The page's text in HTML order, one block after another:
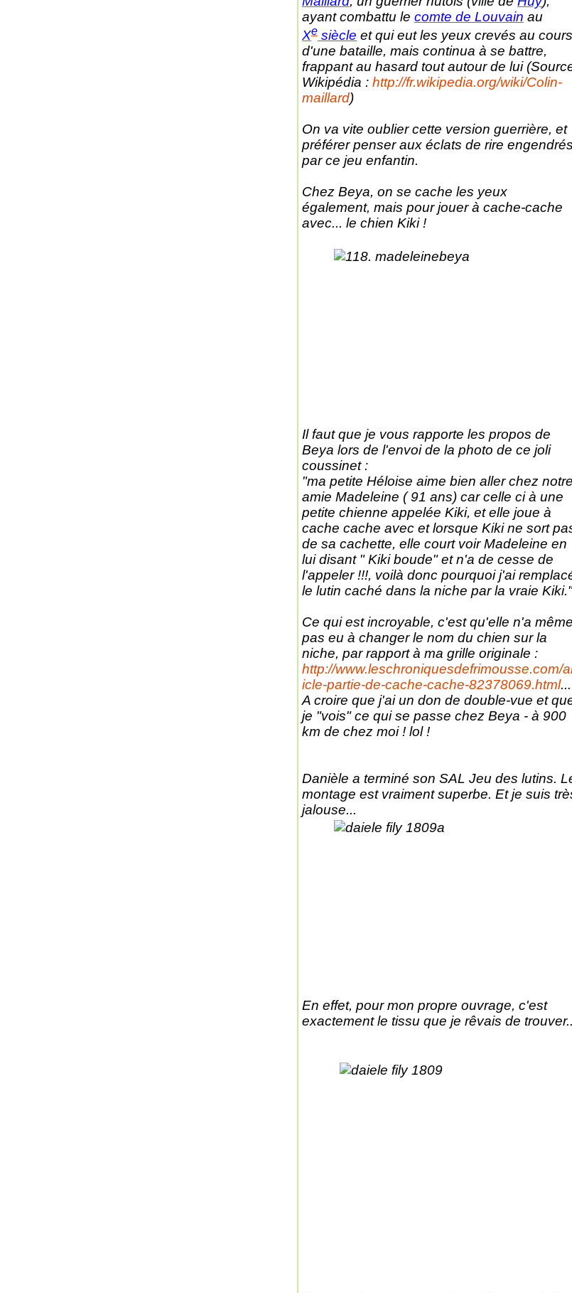
ayant combattu le comte de Louvain au
Xe siècle et qui eut les yeux crevés au cours
d'une bataille, mais continua à se battre,
frappant au hasard tout autour de lui
Wikipédia : http://fr.wikipedia.org/wiki/Colin-
maillard)
On va vite oublier cette version guerrière, et
préférer penser aux éclats de rire engendrés
par ce jeu enfantin.
Chez Beya, on se cache les yeux
également, mais pour jouer à cache-cache
avec... le chien Kiki !
Il faut que je vous rapporte les propos de
Beya lors de l'envoi de la photo de ce joli
coussinet :
"ma petite Héloise aime bien aller chez notre
amie Madeleine ( 91 ans) car celle ci à une
petite chienne appelée Kiki, et elle joue à
cache cache avec et lorsque Kiki ne sort
de sa cachette, elle court voir Madeleine en
lui disant " Kiki boude" et n'a de cesse de
l'appeler !!!, voilà donc pourquoi j'ai
le lutin caché dans la niche par la vraie Kiki."
Ce qui est incroyable, c'est qu'elle n'a même
pas eu à changer le nom du chien sur la
niche, par rapport à ma grille originale :
http://www.leschroniquesdefrimousse.com/
icle-partie-de-cache-cache-82378069.html...
A croire que j'ai un don de double-vue et
je "vois" ce qui se passe chez Beya - à 900
km de chez moi ! lol !
Danièle a terminé son SAL Jeu des lutins.
montage est vraiment superbe. Et je suis
jalouse...
En effet, pour mon propre ouvrage, c'est
exactement le tissu que je rêvais de